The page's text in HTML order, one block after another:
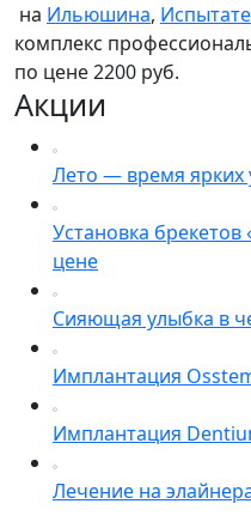
на Ильюшина,
комплекс
по цене 2200 руб.
Акции
Лето — время ярких
Установка
цене
Сияющая улыбка в
Имплантация
Имплантация
Лечение на